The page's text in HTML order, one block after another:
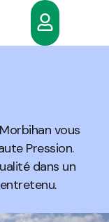
vous
Pression.
dans un